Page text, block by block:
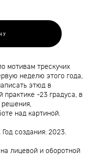
мотивам трескучих
неделю этого года,
этюд в
практике -23 градуса, в
решения,
над картиной.
создания: 2023.
лицевой и оборотной